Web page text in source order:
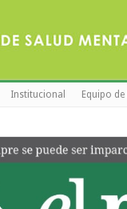
Institucional Equipo